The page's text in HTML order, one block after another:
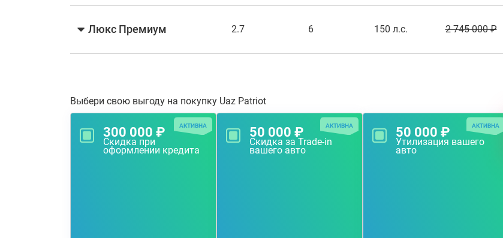
Люкс Премиум 2.7 6 150 л.с. 2 745 000 ₽
Выбери свою выгоду на покупку Uaz Patriot
300 000 ₽
Скидка при
оформлении кредита
АКТИВНА 50 000 ₽
Скидка за Trade-in
вашего авто
АКТИВНА 50 000 ₽
Утилизация вашего
авто
АКТИВНА